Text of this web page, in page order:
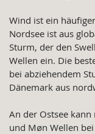
Wind ist ein
Nordsee ist aus
Sturm, der den
Wellen ein. Die
bei abziehendem
Dänemark aus
An der Ostsee
und Møn Wellen